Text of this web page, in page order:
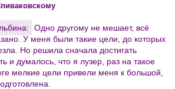
Одно другому не мешает, всё
У меня были такие цели, до которых
Но решила сначала достигать
и думалось, что я лузер, раз на такое
мелкие цели привели меня к большой,